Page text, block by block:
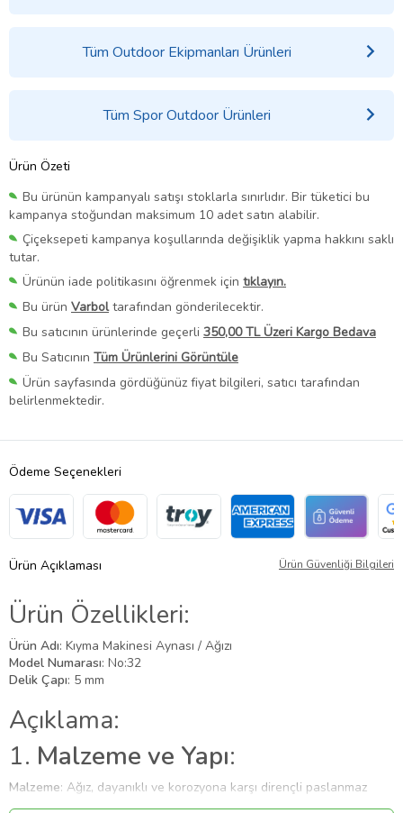
Tüm Outdoor Ekipmanları Ürünleri
Tüm Spor Outdoor Ürünleri
Ürün Özeti
Bu ürünün kampanyalı satışı stoklarla sınırlıdır. Bir tüketici bu
kampanya stoğundan maksimum 10 adet satın alabilir.
Çiçeksepeti kampanya koşullarında değişiklik yapma hakkını saklı
tutar.
Ürünün iade politikasını öğrenmek için tıklayın.
Bu ürün Varboltarafından gönderilecektir.
Bu satıcının ürünlerinde geçerli 350,00 TL Üzeri Kargo Bedava
Bu Satıcının Tüm Ürünlerini Görüntüle
Ürün sayfasında gördüğünüz fiyat bilgileri, satıcı tarafından
belirlenmektedir.
Ödeme Seçenekleri
Ürün Açıklaması Ürün Güvenliği Bilgileri
Ürün Özellikleri:
Ürün Adı: Kıyma Makinesi Aynası / Ağızı
Model Numarası: No:32
Delik Çapı: 5 mm
Açıklama:
1. Malzeme ve Yapı:
Malzeme: Ağız, dayanıklı ve korozyona karşı dirençli paslanmaz
çelikten üretilmiştir. Bu malzeme, hem uzun ömürlü kullanım sağlar